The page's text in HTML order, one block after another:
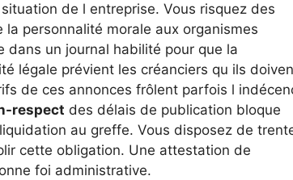
de l entreprise. Vous risquez des
personnalité morale aux organismes
dans un journal habilité pour que la
légale prévient les créanciers qu ils
de ces annonces frôlent parfois l
respect des délais de publication bloque
au greffe. Vous disposez de
cette obligation. Une attestation de
foi administrative.